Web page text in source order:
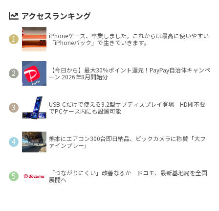
アクセスランキング
iPhoneケース、卒業しました。これからは最高に使いやすい
「iPhoneバック」で生きていきます。
【今日から】最大30％ポイント還元！PayPay自治体キャンペ
ーン 2026年8月開始分
USB-Cだけで使える9.2型サブディスプレイ登場 HDMI不要
でPCケース内にも設置可能
熊本にエアコン300台即日納品、ビックカメラに称賛「大フ
ァインプレー」
「つながりにくい」改善なるか ドコモ、最新基地局を全国
展開へ